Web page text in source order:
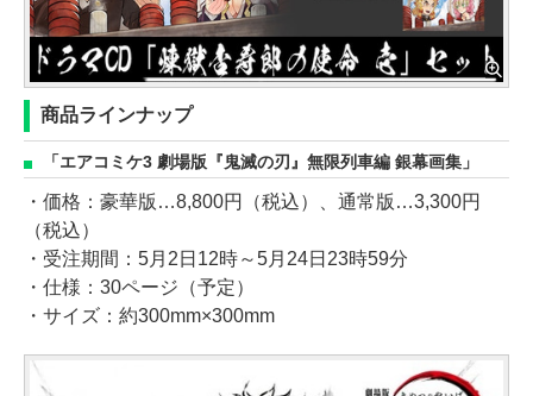
商品ラインナップ
「エアコミケ3 劇場版『鬼滅の刃』無限列車編 銀幕画集」
・価格：豪華版…8,800円（税込）、通常版…3,300円
（税込）
・受注期間：5月2日12時～5月24日23時59分
・仕様：30ページ（予定）
・サイズ：約300mm×300mm